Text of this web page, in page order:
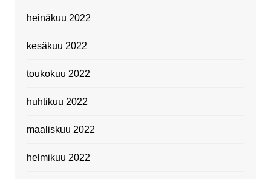
heinäkuu 2022
kesäkuu 2022
toukokuu 2022
huhtikuu 2022
maaliskuu 2022
helmikuu 2022